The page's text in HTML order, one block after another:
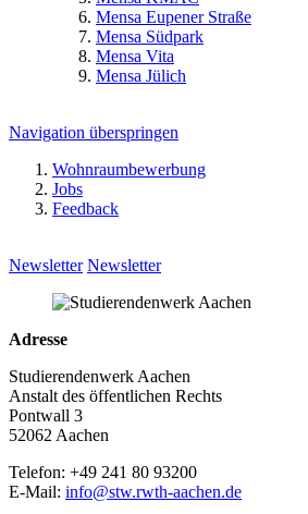
Mensa Eupener Straße
Mensa Südpark
Mensa Vita
Mensa Jülich
Navigation überspringen
Wohnraumbewerbung
Jobs
Feedback
Newsletter Newsletter
Adresse
Studierendenwerk Aachen
Anstalt des öffentlichen Rechts
Pontwall 3
52062 Aachen
Telefon: +49 241 80 93200
E-Mail: info@stw.rwth-aachen.de